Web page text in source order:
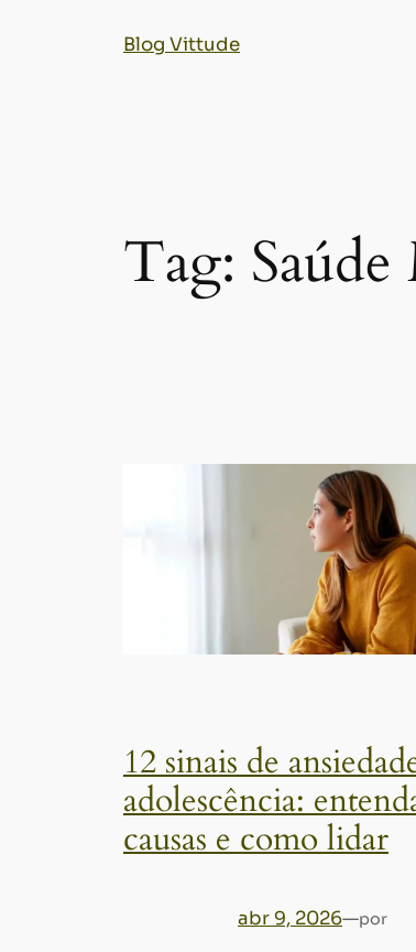
Blog Vittude
Tag:
12 sinais de
adolescência:
causas e como lidar
abr 9, 2026—por